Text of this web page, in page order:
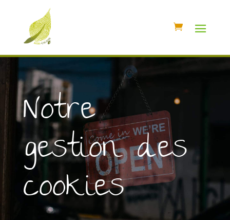
Notre
gestion des
cookies